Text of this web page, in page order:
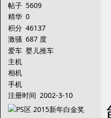
帖子 5609
精华 0
积分 46137
激骚 687 度
爱车 婴儿推车
主机
相机
手机
注册时间 2002-3-10